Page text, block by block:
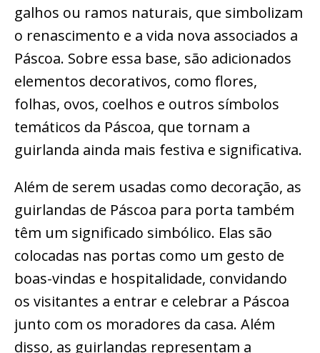
galhos ou ramos naturais, que simbolizam
o renascimento e a vida nova associados a
Páscoa. Sobre essa base, são adicionados
elementos decorativos, como flores,
folhas, ovos, coelhos e outros símbolos
temáticos da Páscoa, que tornam a
guirlanda ainda mais festiva e significativa.
Além de serem usadas como decoração, as
guirlandas de Páscoa para porta também
têm um significado simbólico. Elas são
colocadas nas portas como um gesto de
boas-vindas e hospitalidade, convidando
os visitantes a entrar e celebrar a Páscoa
junto com os moradores da casa. Além
disso, as guirlandas representam a